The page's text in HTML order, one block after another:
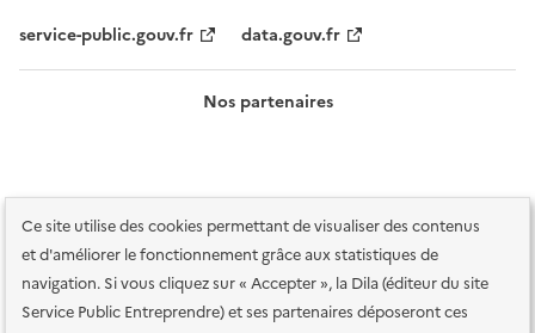
Ce site utilise des cookies permettant de visualiser des contenus
et d'améliorer le fonctionnement grâce aux statistiques de
navigation. Si vous cliquez sur « Accepter », la Dila (éditeur du site
Service Public Entreprendre) et ses partenaires déposeront ces
service-public.gouv.fr
data.gouv.fr
Nos partenaires
Plan du site Accessibilité : totalement conforme Accessibilité des